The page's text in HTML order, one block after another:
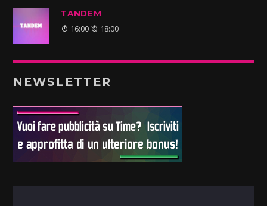
TANDEM
16:00 18:00
NEWSLETTER